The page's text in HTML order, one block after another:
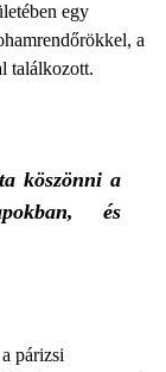
egy
a
találkozott.
köszönni a
és
párizsi